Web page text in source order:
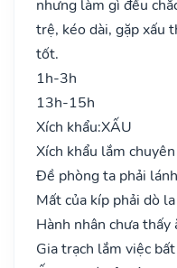
nhưng làm gì đều
trệ, kéo dài, gặp xấu
tốt.
1h-3h
13h-15h
Xích khẩu:XẤU
Xích khẩu lắm
Đề phòng ta phải
Mất của kíp phải dò la
Hành nhân chưa
Gia trạch lắm việc